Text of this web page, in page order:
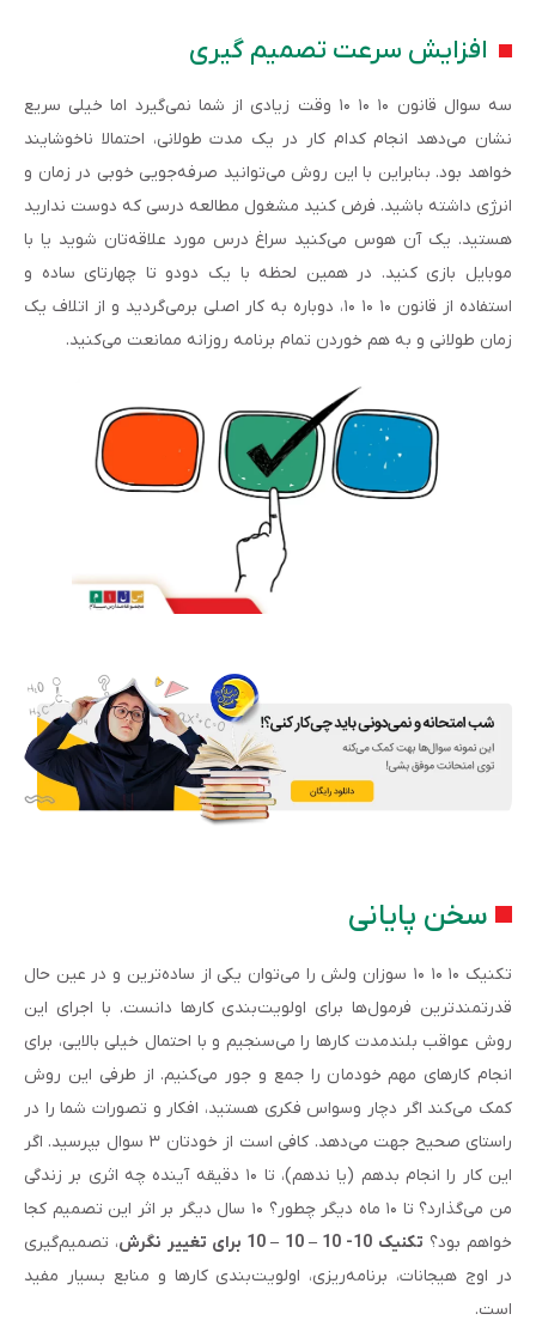
افزایش سرعت تصمیم گیری
سه سوال قانون ۱۰ ۱۰ ۱۰ وقت زیادی از شما نمی‌گیرد اما خیلی سریع
نشان می‌دهد انجام کدام کار در یک مدت طولانی، احتمالا ناخوشایند
خواهد بود. بنابراین با این روش می‌توانید صرفه‌جویی خوبی در زمان و
انرژی داشته باشید. فرض کنید مشغول مطالعه درسی که دوست ندارید
هستید. یک آن هوس می‌کنید سراغ درس مورد علاقه‌تان شوید یا با
موبایل بازی کنید. در همین لحظه با یک دودو تا چهارتای ساده و
استفاده از قانون ۱۰ ۱۰ ۱۰، دوباره به کار اصلی برمی‌گردید و از اتلاف یک
زمان طولانی و به هم خوردن تمام برنامه روزانه ممانعت می‌کنید.
سخن پایانی
تکنیک ۱۰ ۱۰ ۱۰ سوزان ولش را می‌توان یکی از ساده‌ترین و در عین حال
قدرتمندترین فرمول‌ها برای اولویت‌بندی کارها دانست. با اجرای این
روش عواقب بلندمدت کارها را می‌سنجیم و با احتمال خیلی بالایی، برای
انجام کارهای مهم خودمان را جمع و جور می‌کنیم. از طرفی این روش
کمک می‌کند اگر دچار وسواس فکری هستید، افکار و تصورات شما را در
راستای صحیح جهت می‌دهد. کافی است از خودتان ۳ سوال بپرسید. اگر
این کار را انجام بدهم (یا ندهم)، تا ۱۰ دقیقه آینده چه اثری بر زندگی
من می‌گذارد؟ تا ۱۰ ماه دیگر چطور؟ ۱۰ سال دیگر بر اثر این تصمیم کجا
خواهم بود؟ تکنیک 10- 10 –
10
–10 برای تغییر نگرش
، تصمیم‌گیری
در اوج هیجانات، برنامه‌ریزی، اولویت‌بندی کارها و منابع بسیار مفید
است.